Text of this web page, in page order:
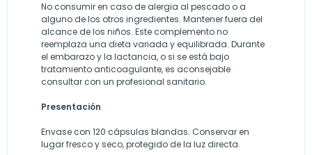
No consumir en caso de alergia al pescado o a
alguno de los otros ingredientes. Mantener fuera del
alcance de los niños. Este complemento no
reemplaza una dieta variada y equilibrada. Durante
el embarazo y la lactancia, o si se está bajo
tratamiento anticoagulante, es aconsejable
consultar con un profesional sanitario.
Presentación
Envase con 120 cápsulas blandas. Conservar en
lugar fresco y seco, protegido de la luz directa.